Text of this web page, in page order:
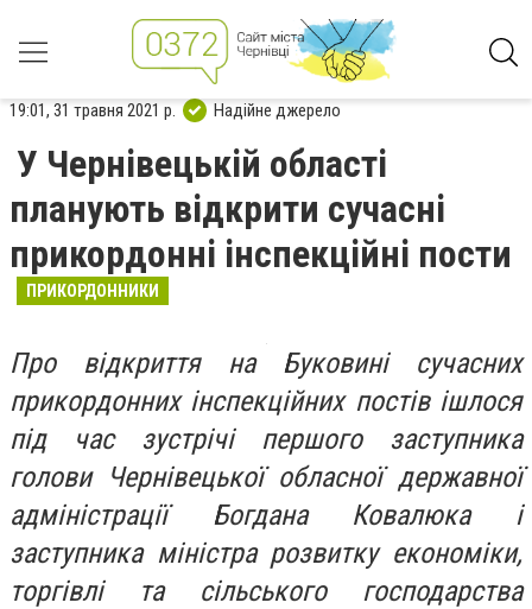
19:01, 31 травня 2021 р. Надійне джерело
У Чернівецькій області
планують відкрити сучасні
прикордонні інспекційні пости
ПРИКОРДОННИКИ
Про відкриття на Буковині сучасних
прикордонних інспекційних постів ішлося
під час зустрічі першого заступника
голови Чернівецької обласної державної
адміністрації Богдана Ковалюка і
заступника міністра розвитку економіки,
торгівлі та сільського господарства